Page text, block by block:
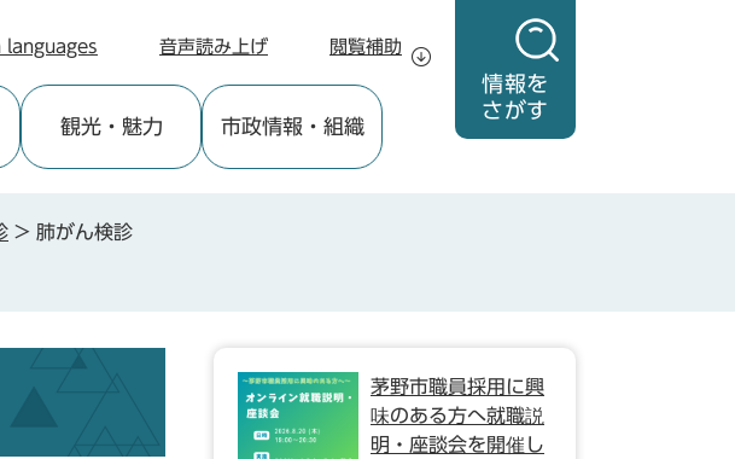
情報を
さがす
languages 音声読み上げ 閲覧補助
観光・魅力 市政情報 ・組織
> 肺がん検診
茅野市職員採用に興
味のある方へ就職説
明・座談会を開催し